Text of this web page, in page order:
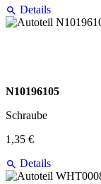
Details
N10196105
Schraube
1,35 €
Details